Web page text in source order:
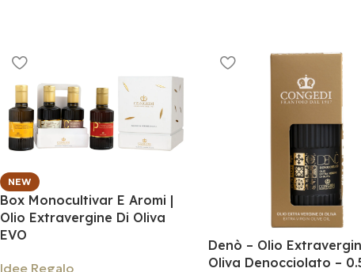
NEW
Box Monocultivar E Aromi |
Olio Extravergine Di Oliva
EVO
Idee Regalo
Denò – Olio
Oliva Denocciolato –